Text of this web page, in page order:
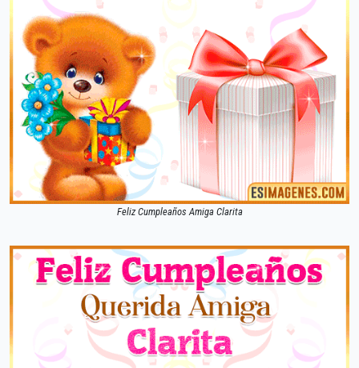
Feliz Cumpleaños Amiga Clarita